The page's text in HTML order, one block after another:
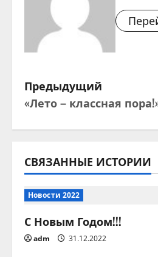
Н
а
в
и
г
а
ц
Предыдущий
«Лето – классная
СВЯЗАННЫЕ ИСТОРИИ
Новости 2022
С Новым Годом!!!
adm 31.12.2022